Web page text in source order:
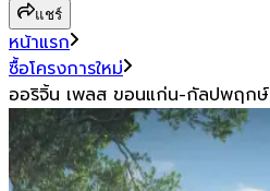
แชร์
หน้าแรก
ซื้อโครงการใหม่
ออริจิ้น เพลส ขอนแก่น-กัลปพฤกษ์